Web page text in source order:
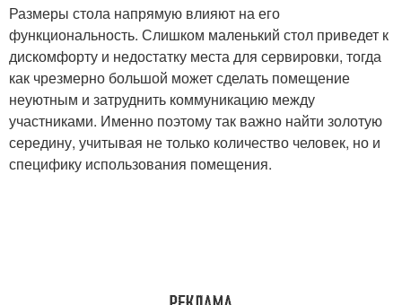
Размеры стола напрямую влияют на его
функциональность. Слишком маленький стол приведет к
дискомфорту и недостатку места для сервировки, тогда
как чрезмерно большой может сделать помещение
неуютным и затруднить коммуникацию между
участниками. Именно поэтому так важно найти золотую
середину, учитывая не только количество человек, но и
специфику использования помещения.